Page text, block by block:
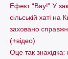
Ефект “Вау!” У
сільській хаті на
заховано
(+відео)
Оце так знахідка: